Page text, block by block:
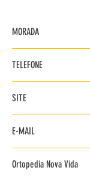
MORADA
2670-404 Loures
TELEFONE
218 096 863
SITE
E-MAIL
Ortopedia Nova Vida